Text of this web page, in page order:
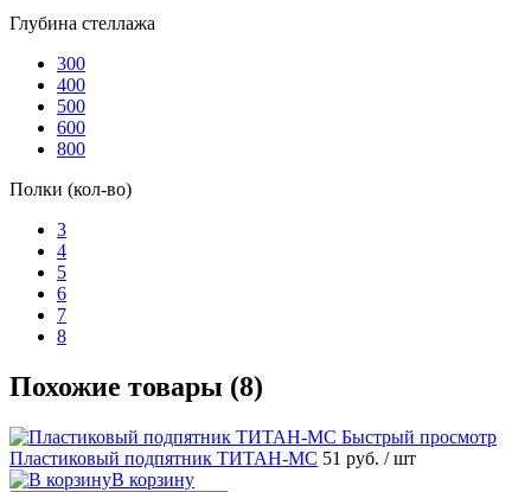
Глубина стеллажа
300
400
500
600
800
Полки (кол-во)
3
4
5
6
7
8
Похожие товары (8)
Быстрый просмотр
Пластиковый подпятник ТИТАН-МС 51 руб. / шт
В корзину